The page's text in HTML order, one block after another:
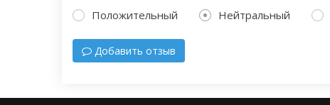
Положительный Нейтральный
Добавить отзыв